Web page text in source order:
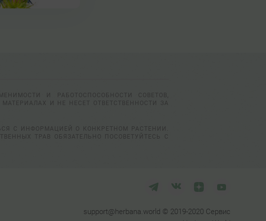
И РАБОТОСПОСОБНОСТИ СОВЕТОВ,
И НЕ НЕСЕТ ОТВЕТСТВЕННОСТИ ЗА
С ИНФОРМАЦИЕЙ О КОНКРЕТНОМ РАСТЕНИИ.
ТРАВ ОБЯЗАТЕЛЬНО ПОСОВЕТУЙТЕСЬ С
support@herbana.world © 2019-2020 Сервис